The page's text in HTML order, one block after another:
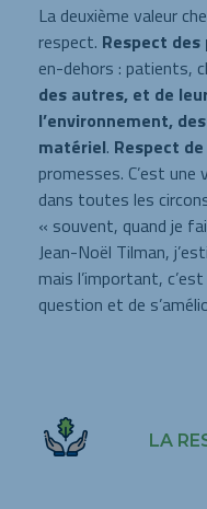
La deuxième valeur
respect. Respect
en-dehors : patients,
des autres, et de
l’environnement,
matériel. Respect
promesses. C’est
dans toutes les
« souvent, quand je
Jean-Noël Tilman,
mais l’important,
question et de
LA